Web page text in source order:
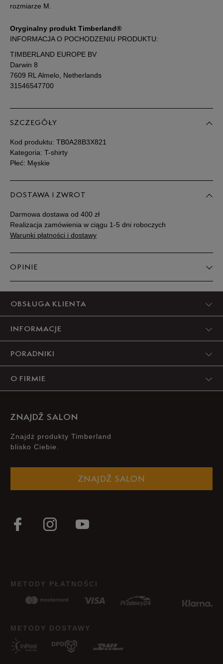
rozmiarze M.
Oryginalny produkt Timberland®
INFORMACJA O POCHODZENIU PRODUKTU:
TIMBERLAND EUROPE BV
Darwin 8
7609 RL Almelo, Netherlands
31546547700
SZCZEGÓŁY
Kod produktu: TB0A28B3X821
Kategoria: T-shirty
Płeć: Męskie
DOSTAWA I ZWROT
Darmowa dostawa od 400 zł
Realizacja zamówienia w ciągu 1-5 dni roboczych
Warunki płatności i dostawy
OPINIE
OBSŁUGA KLIENTA
INFORMACJE
PORADNIKI
O FIRMIE
ZNAJDŹ SALON
Znajdż produkty Timberland
blisko Ciebie.
ZNAJDŹ SALON
METODY PŁATNOŚCI
METODY DOSTAWY